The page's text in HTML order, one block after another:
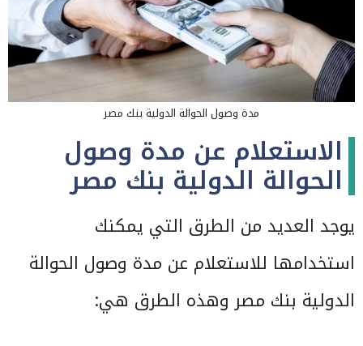
مدة وصول الحوالة الدولية بنك مصر
الاستعلام عن مدة وصول
الحوالة الدولية بنك مصر
يوجد العديد من الطرق التي يمكنك
استخدامها للاستعلام عن مدة وصول الحوالة
الدولية بنك مصر وهذه الطرق هي: